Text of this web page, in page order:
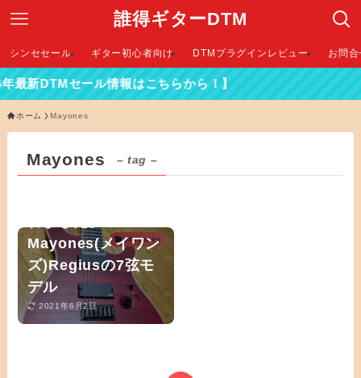
誰得ギターDTM
シンセセール ギター初心者向け DTMプラグインレビュー お問
最新DTMセール情報はこちらから！】
ホーム Mayones
Mayones – tag –
Mayones
Mayones(メイワン
ズ)Regiusの7弦モ
デル
2021年6月2日